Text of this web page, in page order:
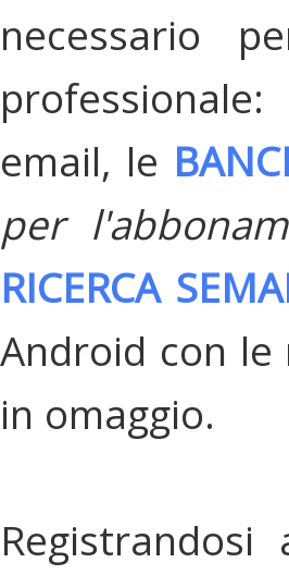
necessario
professionale:
email, le
per
RICERCA
Android con
in omaggio.